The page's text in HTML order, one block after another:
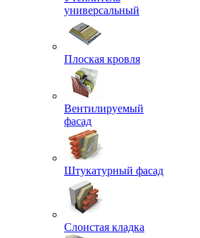
универсальный
Плоская кровля
Вентилируемый
фасад
Штукатурный фасад
Слоистая кладка